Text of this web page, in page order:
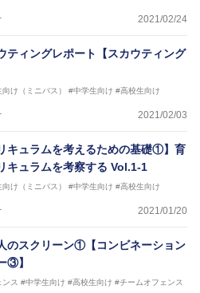
2021/02/24
ティングレポート【スカウティング
け（ミニバス） #中学生向け #高校生向け
2021/02/03
キュラムを考えるための基礎①】育
キュラムを考察する Vol.1-1
け（ミニバス） #中学生向け #高校生向け
2021/01/20
のスクリーン①【コンビネーション
③】
ス #中学生向け #高校生向け #チームオフェンス